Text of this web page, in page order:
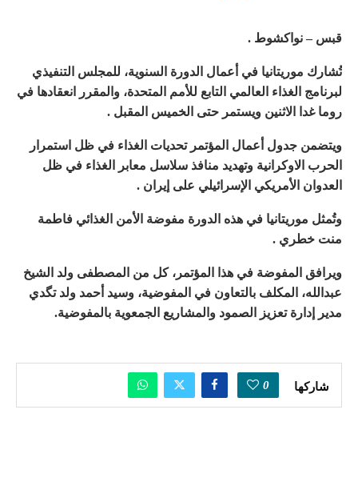
قبس – نواكشوط .
تُشارك موريتانيا في أعمال الدورة السنوية، للمجلس التنفيذي
لبرنامج الغذاء العالمي التابع للأمم المتحدة، والمقرر انعقادها في
روما غدا الاثنين ويستمر حتى الخميس المقبل .
ويتضمن جدول أعمال المؤتمر تحديات الغذاء في ظل استمرار
الحرب الاوكرانية وتهديد منافذ سلاسل معابر الغذاء في ظل
العدوان الأمريكي الإسرائيلي على إيران .
وتُمثل موريتانيا في هذه الدورة مفوضة الأمن الغذائي فاطمة
منت خطري .
ويرافق المفوضة في هذا المؤتمر، كل من المصطفى ولد الشيخ
عبدالله، المكلف بالتعاون في المفوضية، وسيد أحمد ولد تگدي
مدير إدارة تعزيز الصمود والمشاريع الجمعوية بالمفوضية.
شاركها 0